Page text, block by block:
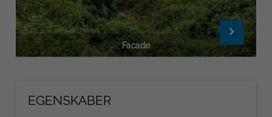
Facade
EGENSKABER